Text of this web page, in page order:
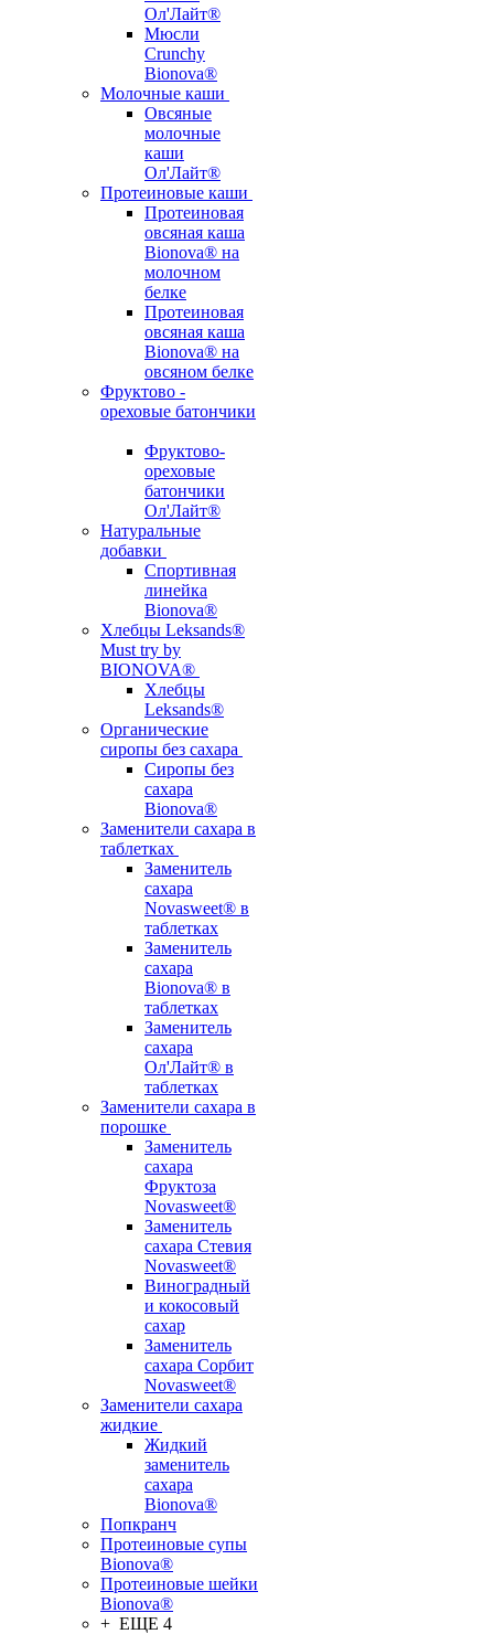
Ол'Лайт®
Мюсли
Crunchy
Bionova®
Молочные каши
Овсяные
молочные
каши
Ол'Лайт®
Протеиновые каши
Протеиновая
овсяная каша
Bionova® на
молочном
белке
Протеиновая
овсяная каша
Bionova® на
овсяном белке
Фруктово -
ореховые батончики
Фруктово-
ореховые
батончики
Ол'Лайт®
Натуральные
добавки
Спортивная
линейка
Bionova®
Хлебцы Leksands®
Must try by
BIONOVA®
Хлебцы
Leksands®
Органические
сиропы без сахара
Сиропы без
сахара
Bionova®
Заменители сахара в
таблетках
Заменитель
сахара
Novasweet® в
таблетках
Заменитель
сахара
Bionova® в
таблетках
Заменитель
сахара
Ол'Лайт® в
таблетках
Заменители сахара в
порошке
Заменитель
сахара
Фруктоза
Novasweet®
Заменитель
сахара Стевия
Novasweet®
Виноградный
и кокосовый
сахар
Заменитель
сахара Сорбит
Novasweet®
Заменители сахара
жидкие
Жидкий
заменитель
сахара
Bionova®
Попкранч
Протеиновые супы
Bionova®
Протеиновые шейки
Bionova®
+ ЕЩЕ 4